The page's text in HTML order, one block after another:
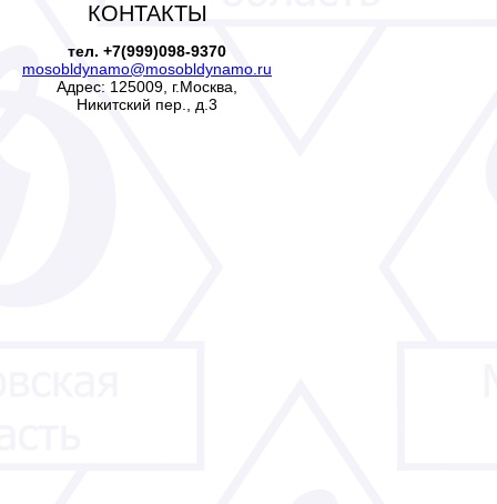
КОНТАКТЫ
тел. +7(999)098-9370
mosobldynamo@mosobldynamo.ru
Адрес: 125009, г.Москва,
Никитский пер., д.3